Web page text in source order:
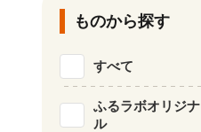
ものから探す
すべて
ふるラボオリジナ
ル